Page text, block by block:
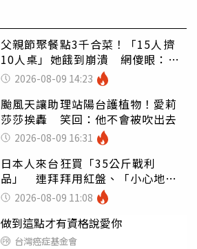
父親節聚餐點3千合菜！「15人擠
10人桌」她餓到崩潰 網傻眼：讓
店家看笑話
2026-08-09 14:23
颱風天讓助理站陽台護植物！愛莉
莎莎挨轟 笑回：他不會被吹出去
2026-08-09 16:31
日本人來台狂買「35公斤戰利
品」 連拜拜用紅盤、「小心地
滑」告示牌也帶回家
2026-08-09 11:08
做到這點才有資格說愛你
台灣癌症基金會